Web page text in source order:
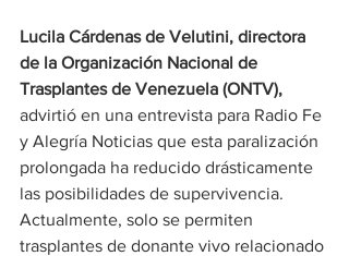
Lucila Cárdenas de Velutini, directora
de la Organización Nacional de
Trasplantes de Venezuela (ONTV),
advirtió en una entrevista para Radio Fe
y Alegría Noticias que esta paralización
prolongada ha reducido drásticamente
las posibilidades de supervivencia.
Actualmente, solo se permiten
trasplantes de donante vivo relacionado